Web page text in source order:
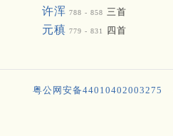
许浑 788 - 858 三首
元稹 779 - 831 四首
粤公网安备44010402003275